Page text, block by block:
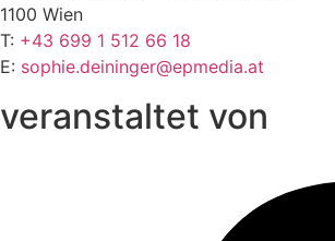
1100 Wien
T: +43 699 1 512 66 18
E: sophie.deininger@epmedia.at
veranstaltet von